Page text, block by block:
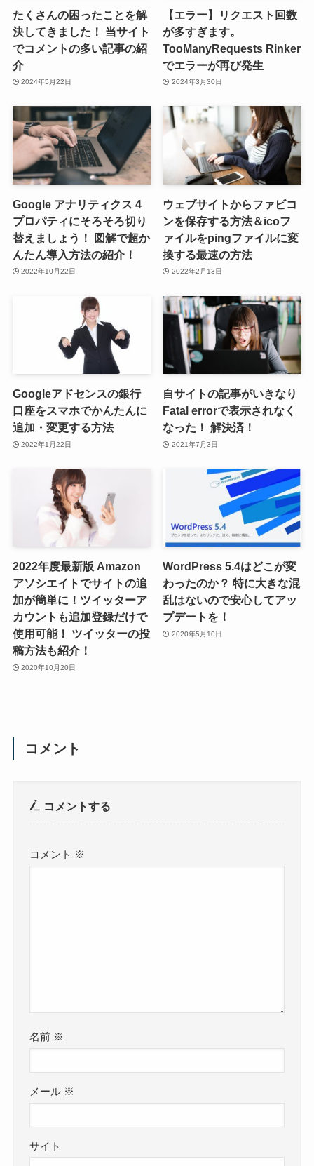
たくさんの困ったことを解
決してきました！ 当サイト
でコメントの多い記事の紹
介
2024年5月22日
【エラー】リクエスト回数
が多すぎます。
TooManyRequests Rinker
でエラーが再び発生
2024年3月30日
Google アナリティクス 4
プロパティにそろそろ切り
替えましょう！ 図解で超か
んたん導入方法の紹介！
2022年10月22日
ウェブサイトからファビコ
ンを保存する方法＆icoフ
ァイルをpingファイルに変
換する最速の方法
2022年2月13日
Googleアドセンスの銀行
口座をスマホでかんたんに
追加・変更する方法
2022年1月22日
自サイトの記事がいきなり
Fatal errorで表示されなく
なった！ 解決済！
2021年7月3日
2022年度最新版 Amazon
アソシエイトでサイトの追
加が簡単に！ツイッターア
カウントも追加登録だけで
使用可能！ ツイッターの投
稿方法も紹介！
2020年10月20日
WordPress 5.4はどこが変
わったのか？ 特に大きな混
乱はないので安心してアッ
プデートを！
2020年5月10日
コメント
コメントする
コメント ※
名前 ※
メール ※
サイト